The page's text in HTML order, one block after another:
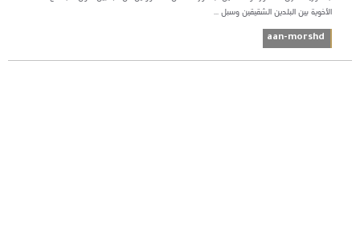
الأخوية بين البلدين الشقيقين وسبل ...
aan-morshd